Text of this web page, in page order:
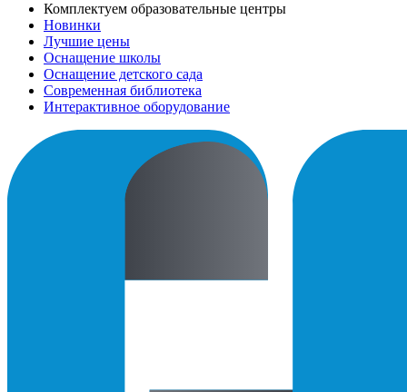
Комплектуем образовательные центры
Новинки
Лучшие цены
Оснащение школы
Оснащение детского сада
Современная библиотека
Интерактивное оборудование